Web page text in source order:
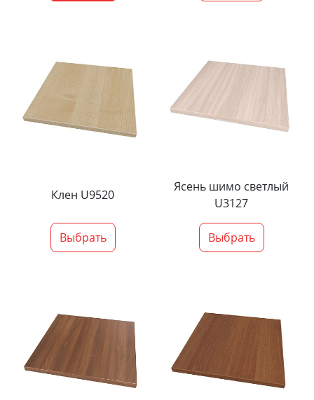
Клен U9520
Выбрать
Ясень шимо светлый
U3127
Выбрать